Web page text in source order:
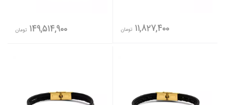
11,827,400 تومان 149,514,900 تومان